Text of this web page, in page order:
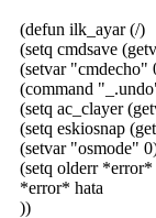
(defun ilk_ayar (/)
(setq cmdsave
(setvar "cmdecho"
(command
(setq ac_clayer
(setq eskiosnap
(setvar "osmode"
(setq olderr *error*
*error* hata
))